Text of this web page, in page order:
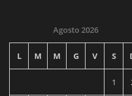
Agosto 2026
L M M G V S
1